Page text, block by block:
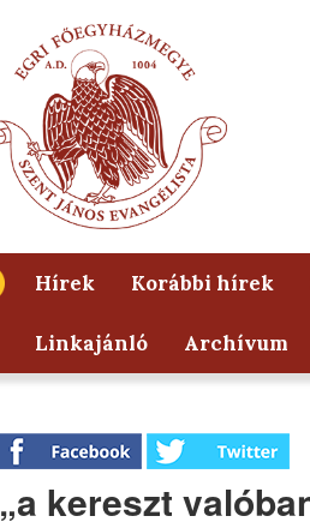
Hírek Korábbi hírek
Linkajánló Archívum
„a kereszt